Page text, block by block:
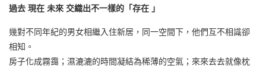
過去 現在 未來 交織出不一樣的「存在 」
幾對不同年紀的男女相繼入住新居，同一空間下，他們互不相識卻
相知。
房子化成霧靄；濕漉漉的時間凝結為稀薄的空氣；來來去去就像枕